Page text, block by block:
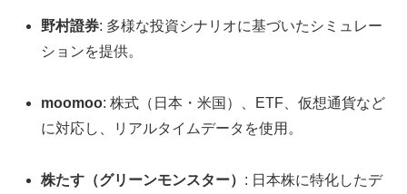
野村證券: 多様な投資シナリオに基づいたシミュレー
ションを提供。
moomoo: 株式（日本・米国）、ETF、仮想通貨など
に対応し、リアルタイムデータを使用。
株たす（グリーンモンスター） : 日本株に特化したデ